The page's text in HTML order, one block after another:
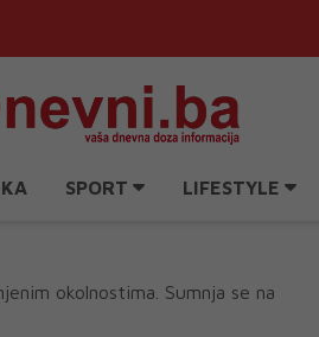
SPORT LIFESTYLE
okolnostima. Sumnja se na